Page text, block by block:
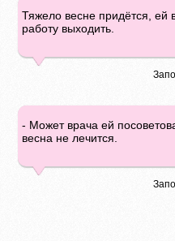
Тяжело весне придётся, ей
работу выходить.
- Может врача ей
весна не лечится.